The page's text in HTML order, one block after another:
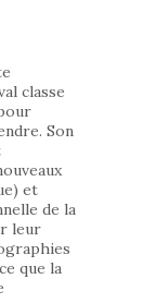
classe
Son
et
de la
leur
que la